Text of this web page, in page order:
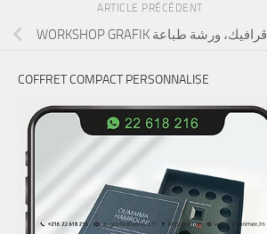
ARTICLE PRÉCÉDENT
WORKSHOP GRAFIK ڤرافيك، ورشة طباعة
COFFRET COMPACT PERSONNALISE